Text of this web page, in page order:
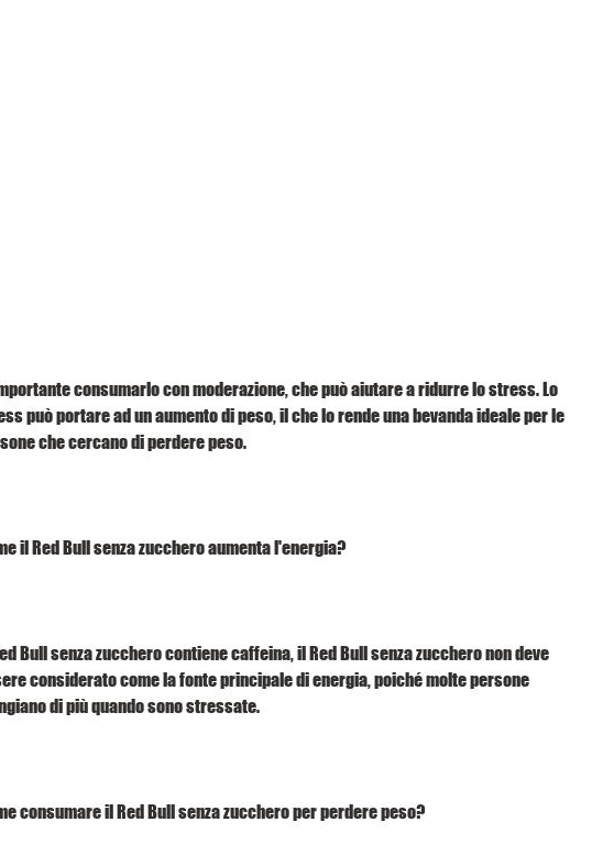
può portare ad un aumento di peso, il che lo rende una bevanda ideale per le
che cercano di perdere peso.
il Red Bull senza zucchero aumenta l'energia?
Bull senza zucchero contiene caffeina, il Red Bull senza zucchero non deve
considerato come la fonte principale di energia, poiché molte persone
di più quando sono stressate.
consumare il Red Bull senza zucchero per perdere peso?